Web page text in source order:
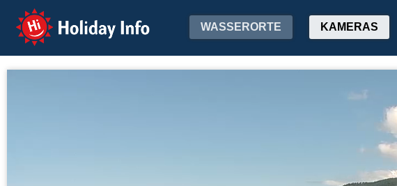
Holiday Info WASSERORTE KAMERAS